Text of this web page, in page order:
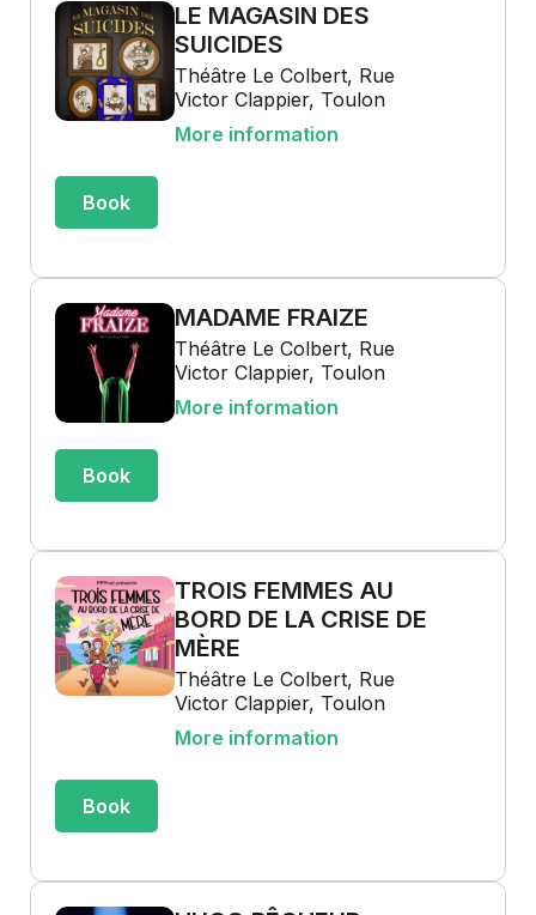
LE MAGASIN DES
SUICIDES
Théâtre Le Colbert, Rue
Victor Clappier, Toulon
More information
Book
MADAME FRAIZE
Théâtre Le Colbert, Rue
Victor Clappier, Toulon
More information
Book
TROIS FEMMES AU
BORD DE LA CRISE DE
MÈRE
Théâtre Le Colbert, Rue
Victor Clappier, Toulon
More information
Book